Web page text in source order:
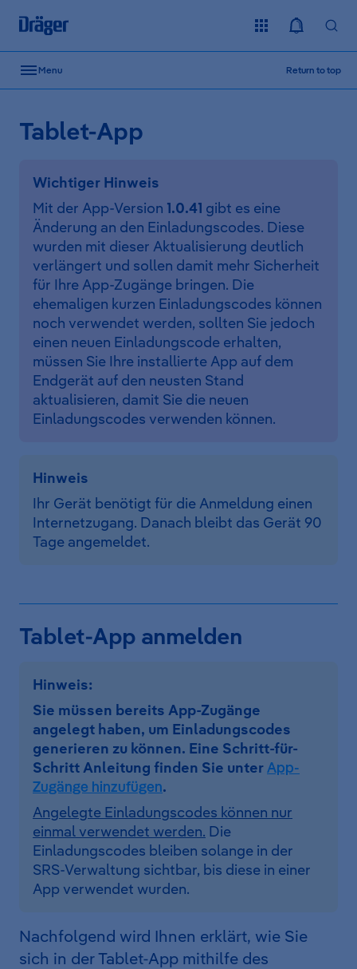
Skip to content
Menu Return to top
Tablet-App
Wichtiger Hinweis
Mit der App-Version 1.0.41 gibt es eine
Änderung an den Einladungscodes. Diese
wurden mit dieser Aktualisierung deutlich
verlängert und sollen damit mehr Sicherheit
für Ihre App-Zugänge bringen. Die
ehemaligen kurzen Einladungscodes können
noch verwendet werden, sollten Sie jedoch
einen neuen Einladungscode erhalten,
müssen Sie Ihre installierte App auf dem
Endgerät auf den neusten Stand
aktualisieren, damit Sie die neuen
Einladungscodes verwenden können.
Hinweis
Ihr Gerät benötigt für die Anmeldung einen
Internetzugang. Danach bleibt das Gerät 90
Tage angemeldet.
Tablet-App anmelden
Hinweis:
Sie müssen bereits App-Zugänge
angelegt haben, um Einladungscodes
generieren zu können. Eine Schritt-für-
Schritt Anleitung finden Sie unterApp-
Zugänge hinzufügen.
Angelegte Einladungscodes können nur
einmal verwendet werden. Die
Einladungscodes bleiben solange in der
SRS-Verwaltung sichtbar, bis diese in einer
App verwendet wurden.
Nachfolgend wird Ihnen erklärt, wie Sie
sich in der Tablet-App mithilfe des